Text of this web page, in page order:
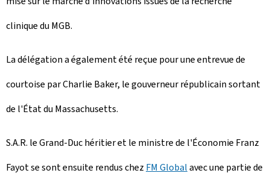
clinique du MGB.
La délégation a également été reçue pour une entrevue de
courtoise par Charlie Baker, le gouverneur républicain sortant
de l'État du Massachusetts.
S.A.R. le Grand-Duc héritier et le ministre de l'Économie Franz
Fayot se sont ensuite rendus chez FM Globalavec une partie de